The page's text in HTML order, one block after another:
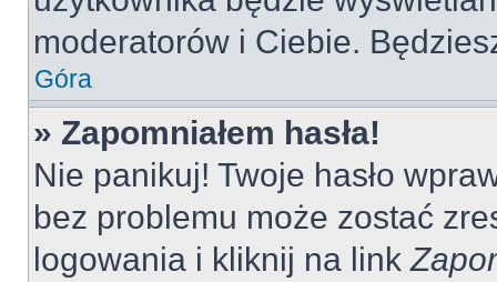
moderatorów i Ciebie.
Góra
» Zapomniałem hasła!
Nie panikuj! Twoje hasło
bez problemu może zostać
logowania i kliknij na link